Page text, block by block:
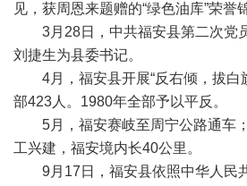
见，获周恩来题赠的“绿色油库”荣誉
3月28日，中共福安县第二次党
刘捷生为县委书记。
4月，福安县开展“反右倾，拔白
部423人。1980年全部予以平反。
5月，福安赛岐至周宁公路通车
工兴建，福安境内长40公里。
9月17日，福安县依照中华人民